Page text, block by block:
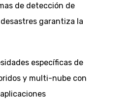
de detección de
garantiza la
específicas de
y multi-nube con